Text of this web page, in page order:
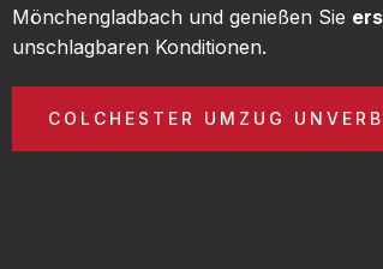
Mönchengladbach und genießen Sie
unschlagbaren Konditionen.
COLCHESTER UMZUG